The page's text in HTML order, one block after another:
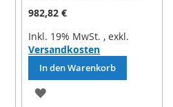
982,82 €
Inkl. 19% MwSt. , exkl.
Versandkosten
In den Warenkorb
ZUR